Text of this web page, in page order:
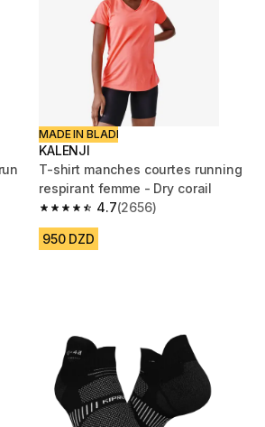
MADE IN BLADI
KALENJI
T-shirt manches courtes running
respirant femme - Dry corail
4.7
4.7 out of 5 stars from 2656 reviews
(2656)
950 DZD